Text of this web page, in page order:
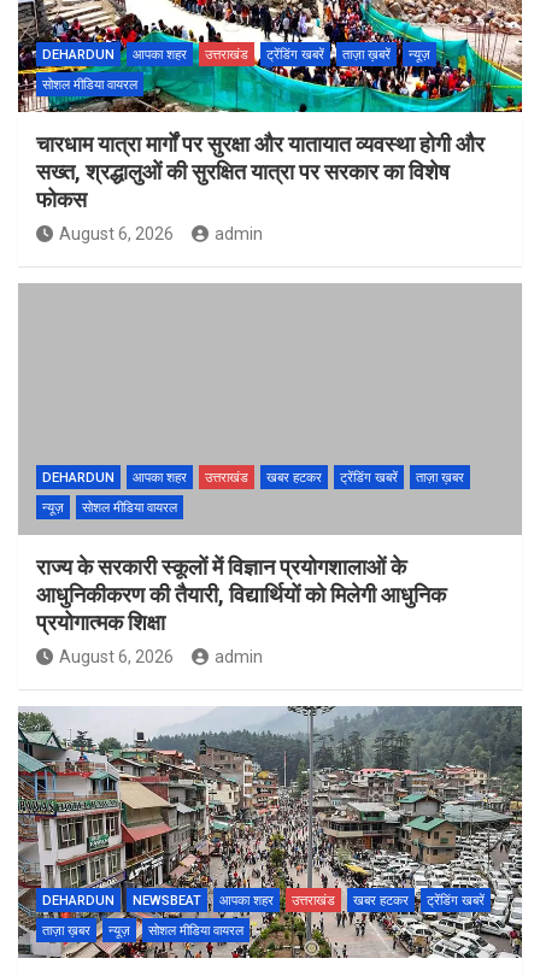
DEHARDUN आपका शहर उत्तराखंड ट्रेंडिंग खबरें ताज़ा ख़बरें
न्यूज़
सोशल मीडिया वायरल
चारधाम यात्रा मार्गों पर सुरक्षा और यातायात व्यवस्था होगी और
सख्त, श्रद्धालुओं की सुरक्षित यात्रा पर सरकार का विशेष
फोकस
August 6, 2026 admin
DEHARDUN आपका शहर उत्तराखंड खबर हटकर ट्रेंडिंग खबरें
ताज़ा ख़बर
न्यूज़
सोशल मीडिया वायरल
राज्य के सरकारी स्कूलों में विज्ञान प्रयोगशालाओं के
आधुनिकीकरण की तैयारी, विद्यार्थियों को मिलेगी आधुनिक
प्रयोगात्मक शिक्षा
August 6, 2026 admin
DEHARDUN NEWSBEAT आपका शहर उत्तराखंड खबर हटकर
ट्रेंडिंग खबरें
ताज़ा ख़बर
न्यूज़ सोशल मीडिया वायरल